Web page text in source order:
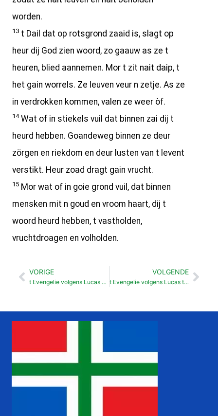
worden.
13 t Dail dat op rotsgrond zaaid is, slagt op
heur dij God zien woord, zo gaauw as ze t
heuren, blied aannemen. Mor t zit nait daip, t
het gain worrels. Ze leuven veur n zetje. As ze
in verdrokken kommen, valen ze weer òf.
14Wat of in stiekels vuil dat binnen zai dij t
heurd hebben. Goandeweg binnen ze deur
zörgen en riekdom en deur lusten van t levent
verstikt. Heur zoad dragt gain vrucht.
15 Mor wat of in goie grond vuil, dat binnen
mensken mit n goud en vroom haart, dij t
woord heurd hebben, t vastholden,
vruchtdroagen en volholden.
Vorige
VORIGE
t Evengelie volgens Lucas Vraauwlu dij Jezus dainden (8: 1- 3)
VOLGENDE
t Evengelie volgens Lucas t Woare heuren (8:16-18)